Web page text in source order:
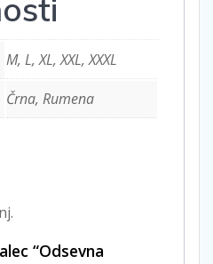
M, L, XL, XXL, XXXL
Črna, Rumena
“Odsevna